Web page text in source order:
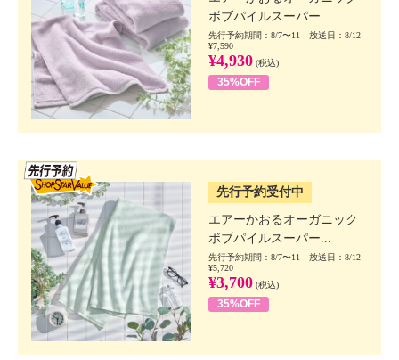
ボブパイルスーパー...
先行予約期間：8/7〜11 放送日：8/12
¥7,590
¥4,930 (税込)
35%OFF
先行予約受付中
エアーかおるオーガニック
ボブパイルスーパー...
先行予約期間：8/7〜11 放送日：8/12
¥5,720
¥3,700 (税込)
35%OFF